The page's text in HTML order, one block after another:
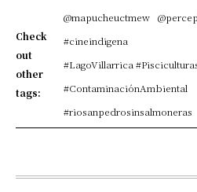
Check
out
other
tags:
@mapucheuctmew
#cineindigena
#LagoVillarrica
#ContaminaciónAmbiental
#riosanpedrosinsalmoneras